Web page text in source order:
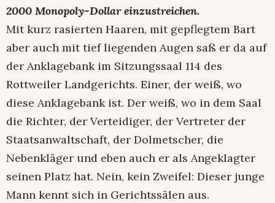
2000 Monopoly-Dollar einzustreichen.
Mit kurz rasierten Haaren, mit gepflegtem Bart
aber auch mit tief liegenden Augen saß er da auf
der Anklagebank im Sitzungssaal 114 des
Rottweiler Landgerichts. Einer, der weiß, wo
diese Anklagebank ist. Der weiß, wo in dem Saal
die Richter, der Verteidiger, der Vertreter der
Staatsanwaltschaft, der Dolmetscher, die
Nebenkläger und eben auch er als Angeklagter
seinen Platz hat. Nein, kein Zweifel: Dieser junge
Mann kennt sich in Gerichtssälen aus.